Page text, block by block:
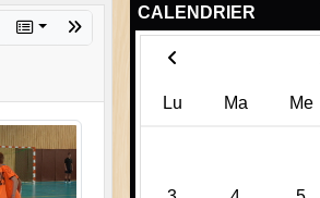
CALENDRIER
Lu Ma Me